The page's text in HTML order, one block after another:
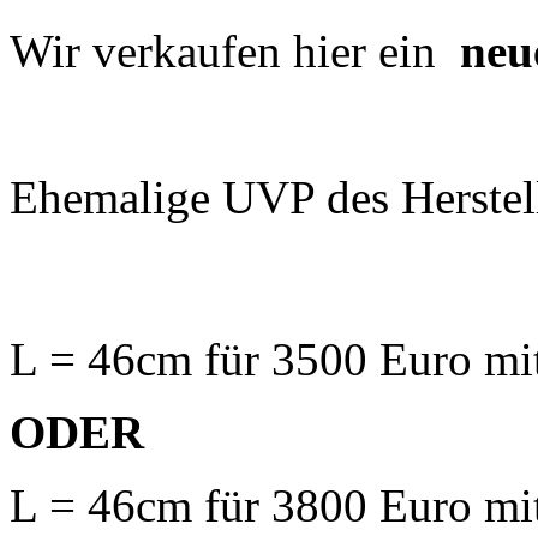
Wir verkaufen hier ein
Ehemalige UVP des
L = 46cm für 3500 Euro
ODER
L = 46cm für 3800 Euro